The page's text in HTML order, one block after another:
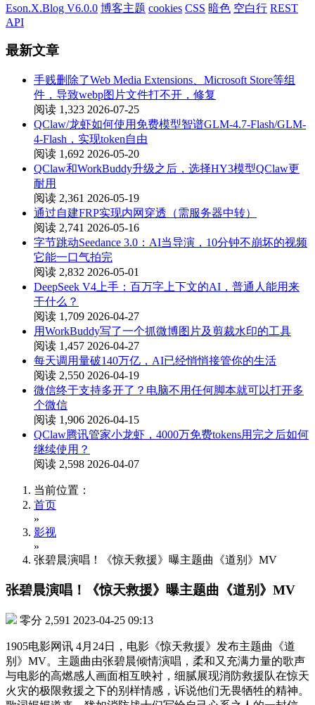
Eson.X.Blog V6.0.0 博客主题 cookies CSS 暗色 空白行 REST
API
最新文章
手贱删除了Web Media Extensions、Microsoft Store等组
件，导致webp图片文件打不开，修复
阅读 1,323 2026-07-25
QClaw/龙虾如何使用免费模型智谱GLM-4.7-Flash/GLM-
4-Flash，实现token自由
阅读 1,692 2026-05-20
QClaw和WorkBuddy升级之后，选择HY3模型QClaw更
耐用
阅读 2,361 2026-05-19
通过自建FRP实现内网穿透（需服务器中转）
阅读 2,741 2026-05-16
字节跳动Seedance 3.0：AI当导演，10分钟不崩坏的视频
它能一口气拍完
阅读 2,832 2026-05-01
DeepSeek V4上手：百万字上下文的AI，普通人能用来
干什么？
阅读 1,709 2026-04-27
用WorkBuddy写了一个抓微博图片及剪裁水印的工具
阅读 1,457 2026-04-27
每天调用量破140万亿，AI已经悄悄接管你的生活
阅读 2,550 2026-04-19
微信终于支持多开了？电脑不用任何脚本就可以打开多
个微信
阅读 1,906 2026-04-15
QClaw腾讯管家小龙虾，4000万免费tokens用完之后如何
继续使用？
阅读 2,598 2026-04-07
当前位置：
首页
»
影视
»
张碧晨演唱！《惊天救援》曝主题曲《道别》MV
张碧晨演唱！《惊天救援》曝主题曲《道别》MV
零分 2,591 2023-04-25 09:13
1905电影网讯 4月24日，电影《惊天救援》发布主题曲《道
别》MV。主题曲由张碧晨倾情演唱，柔和又充满力量的歌声
与电影的高燃感人画面相互映衬，细腻展现消防救援队在惊天
火灾的极限救援之下的别样情感，诉说他们无畏牺牲的精神。